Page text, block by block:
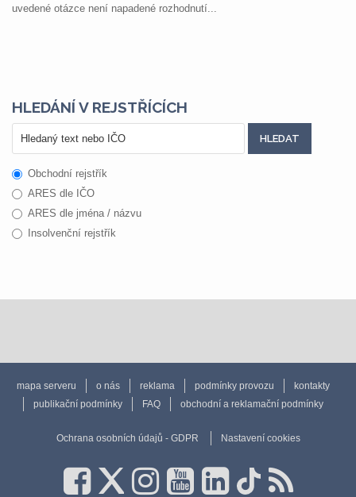
uvedené otázce není napadené rozhodnutí...
HLEDÁNÍ V REJSTŘÍCÍCH
Obchodní rejstřík
ARES dle IČO
ARES dle jména / názvu
Insolvenční rejstřík
mapa serveru o nás reklama podmínky provozu
kontakty
publikační podmínky
FAQ obchodní a reklamační podmínky
Ochrana osobních údajů - GDPR Nastavení cookies